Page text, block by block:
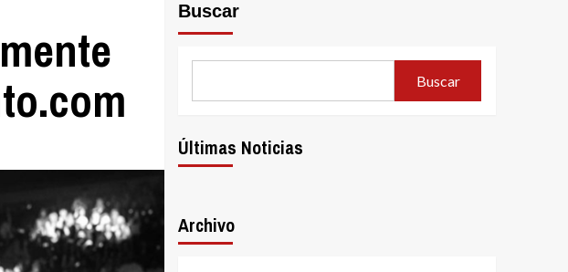
Buscar
Buscar
Últimas Noticias
Archivo